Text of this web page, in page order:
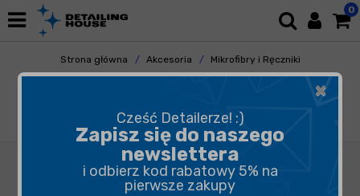
0
Strona główna Akcesoria
Mikrofibry i Ręczniki
Uniwersalne
40x40cm 350gsm
×
Cześć Detailerze! :)
Zapisz się do naszego
newslettera
i odbierz kod rabatowy 5% na
pierwsze zakupy